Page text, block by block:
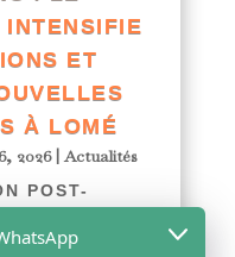
INTENSIFIE
ET
À LOMÉ
2026|Actualités
POST-
ET